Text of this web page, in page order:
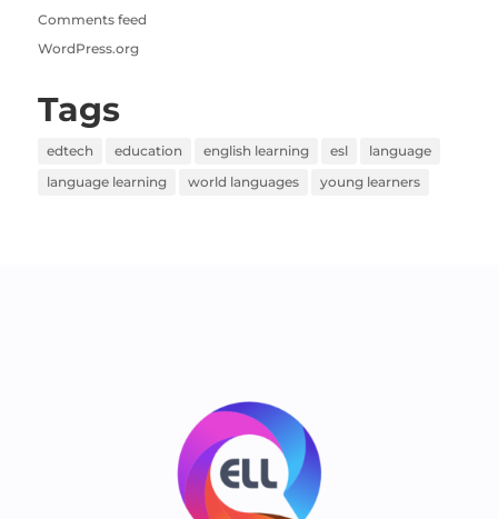
Comments feed
WordPress.org
Tags
edtech education english learning esl
language
language learning
world languages young learners